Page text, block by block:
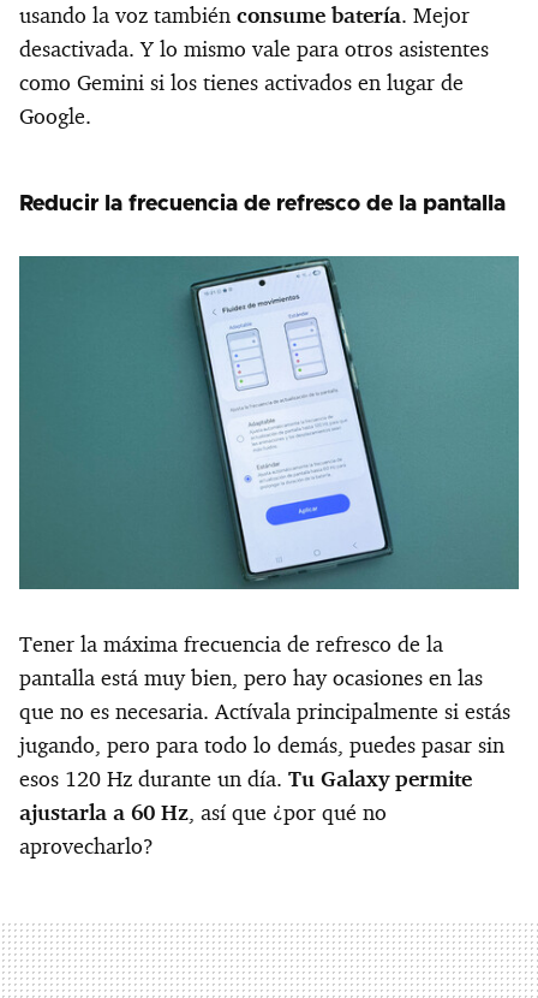
usando la voz también consume batería. Mejor
desactivada. Y lo mismo vale para otros asistentes
como Gemini si los tienes activados en lugar de
Google.
Reducir la frecuencia de refresco de la pantalla
Tener la máxima frecuencia de refresco de la
pantalla está muy bien, pero hay ocasiones en las
que no es necesaria. Actívala principalmente si estás
jugando, pero para todo lo demás, puedes pasar sin
esos 120 Hz durante un día. Tu Galaxy permite
ajustarla a 60 Hz, así que ¿por qué no
aprovecharlo?